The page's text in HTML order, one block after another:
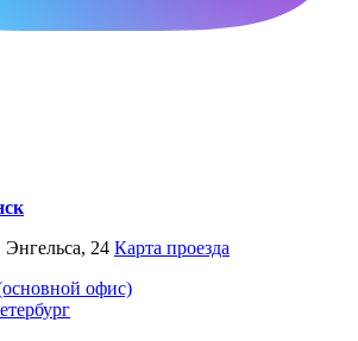
24 Карта проезда
офис)